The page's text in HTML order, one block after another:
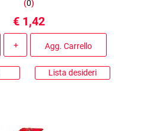
(0)
€ 1,42
Agg. Carrello
Lista desideri